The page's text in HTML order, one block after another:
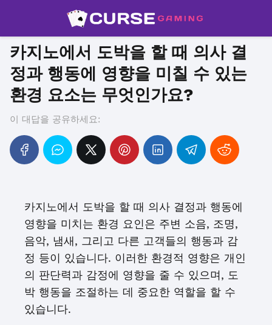
카지노에서 도박을 할 때 의사 결
정과 행동에 영향을 미칠 수 있는
환경 요소는 무엇인가요?
이 대답을 공유하세요:
카지노에서 도박을 할 때 의사 결정과 행동에
영향을 미치는 환경 요인은 주변 소음, 조명,
음악, 냄새, 그리고 다른 고객들의 행동과 감
정 등이 있습니다. 이러한 환경적 영향은 개인
의 판단력과 감정에 영향을 줄 수 있으며, 도
박 행동을 조절하는 데 중요한 역할을 할 수
있습니다.